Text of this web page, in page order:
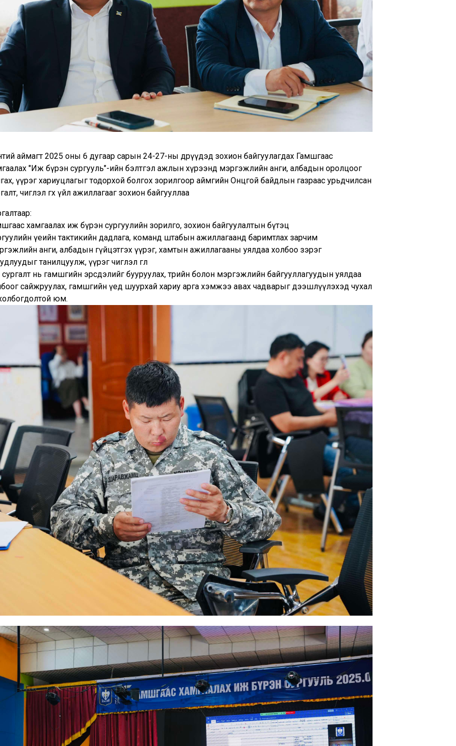
аймагт 2025 оны 6 дугаар сарын 24-27-ны өдрүүдэд зохион байгуулагдах Гамшгаас
"Иж бүрэн сургууль"-ийн бэлтгэл ажлын хүрээнд мэргэжлийн анги, албадын оролцоог
үүрэг хариуцлагыг тодорхой болгох зорилгоор аймгийн Онцгой байдлын газраас урьдчилсан
чиглэл өгөх үйл ажиллагааг зохион байгууллаа
хамгаалах иж бүрэн сургуулийн зорилго, зохион байгуулалтын бүтэц
үеийн тактикийн дадлага, команд штабын ажиллагаанд баримтлах зарчим
анги, албадын гүйцэтгэх үүрэг, хамтын ажиллагааны уялдаа холбоо зэрэг
танилцуулж, үүрэг чиглэл өглөө
сургалт нь гамшгийн эрсдэлийг бууруулах, төрийн болон мэргэжлийн байгууллагуудын уялдаа
сайжруулах, гамшгийн үед шуурхай хариу арга хэмжээ авах чадварыг дээшлүүлэхэд чухал
юм.